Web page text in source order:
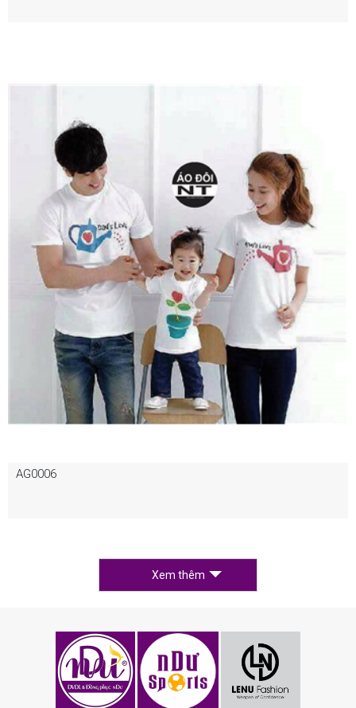
AG0006
Xem thêm